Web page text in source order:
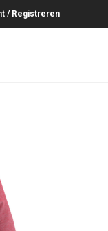
/ Registreren